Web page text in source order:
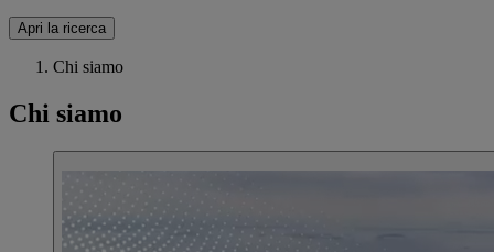
Apri la ricerca
Chi siamo
Chi siamo